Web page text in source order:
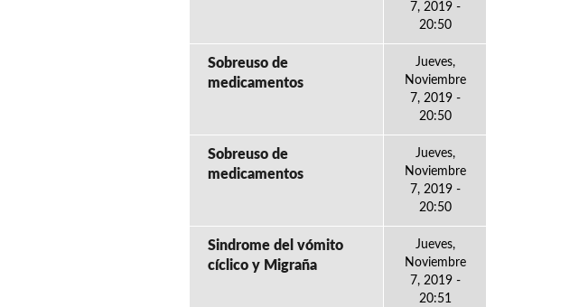
7, 2019 -
20:50
Sobreuso de
medicamentos
Jueves,
Noviembre
7, 2019 -
20:50
Sobreuso de
medicamentos
Jueves,
Noviembre
7, 2019 -
20:50
Sindrome del vómito
cíclico y Migraña
Jueves,
Noviembre
7, 2019 -
20:51